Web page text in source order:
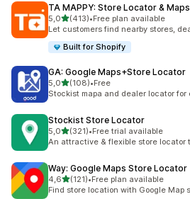
TA MAPPY: Store Locator & Maps
5,0av 5 stjerner
(413)
Totalt 413 omtaler
•Free plan available
Let customers find nearby stores,
Built for Shopify
GA: Google Maps+Store Locator
5,0av 5 stjerner
(108)
Totalt 108 omtaler
•Free
Stockist mapa and dealer locator for
Stockist Store Locator
5,0av 5 stjerner
(321)
Totalt 321 omtaler
•Free trial available
An attractive & flexible store locator
Way: Google Maps Store Locator
4,6av 5 stjerner
(121)
Totalt 121 omtaler
•Free plan available
Find store location with Google Map